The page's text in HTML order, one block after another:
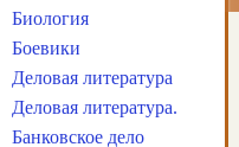
Биология
Боевики
Деловая литература
Деловая литература.
Банковское дело